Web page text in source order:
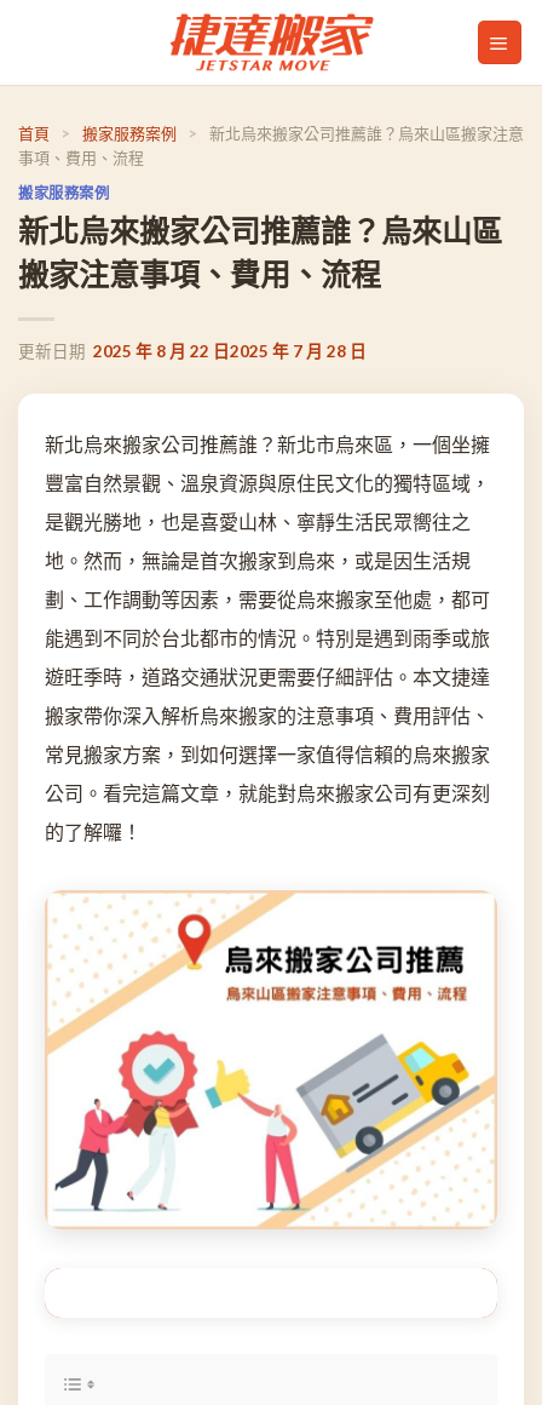
content
首頁 > 搬家服務案例 >
新北烏來搬家公司推薦誰？烏來山區搬家注意
事項、費用、流程
搬家服務案例
新北烏來搬家公司推薦誰？烏來山區
搬家注意事項、費用、流程
2025 年 8 月 22 日2025 年 7 月 28 日
新北烏來搬家公司推薦誰？新北市烏來區，一個坐擁
豐富自然景觀、溫泉資源與原住民文化的獨特區域，
是觀光勝地，也是喜愛山林、寧靜生活民眾嚮往之
地。然而，無論是首次搬家到烏來，或是因生活規
劃、工作調動等因素，需要從烏來搬家至他處，都可
能遇到不同於台北都市的情況。特別是遇到雨季或旅
遊旺季時，道路交通狀況更需要仔細評估。本文捷達
搬家帶你深入解析烏來搬家的注意事項、費用評估、
常見搬家方案，到如何選擇一家值得信賴的烏來搬家
公司。看完這篇文章，就能對烏來搬家公司有更深刻
的了解囉！